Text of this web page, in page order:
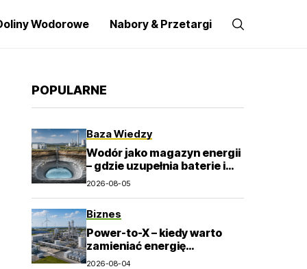
Wodorowe Nabory & Przetargi
POPULARNE
Baza Wiedzy
Wodór jako magazyn energii
– gdzie uzupełnia baterie i
elektrownie szczytowo-
2026-08-05
Biznes
Power-to-X – kiedy warto
zamieniać energię
odnawialną w wodór i e-
2026-08-04